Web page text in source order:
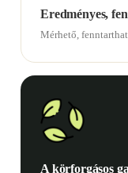
Eredményes,
Mérhető,
A körforgásos